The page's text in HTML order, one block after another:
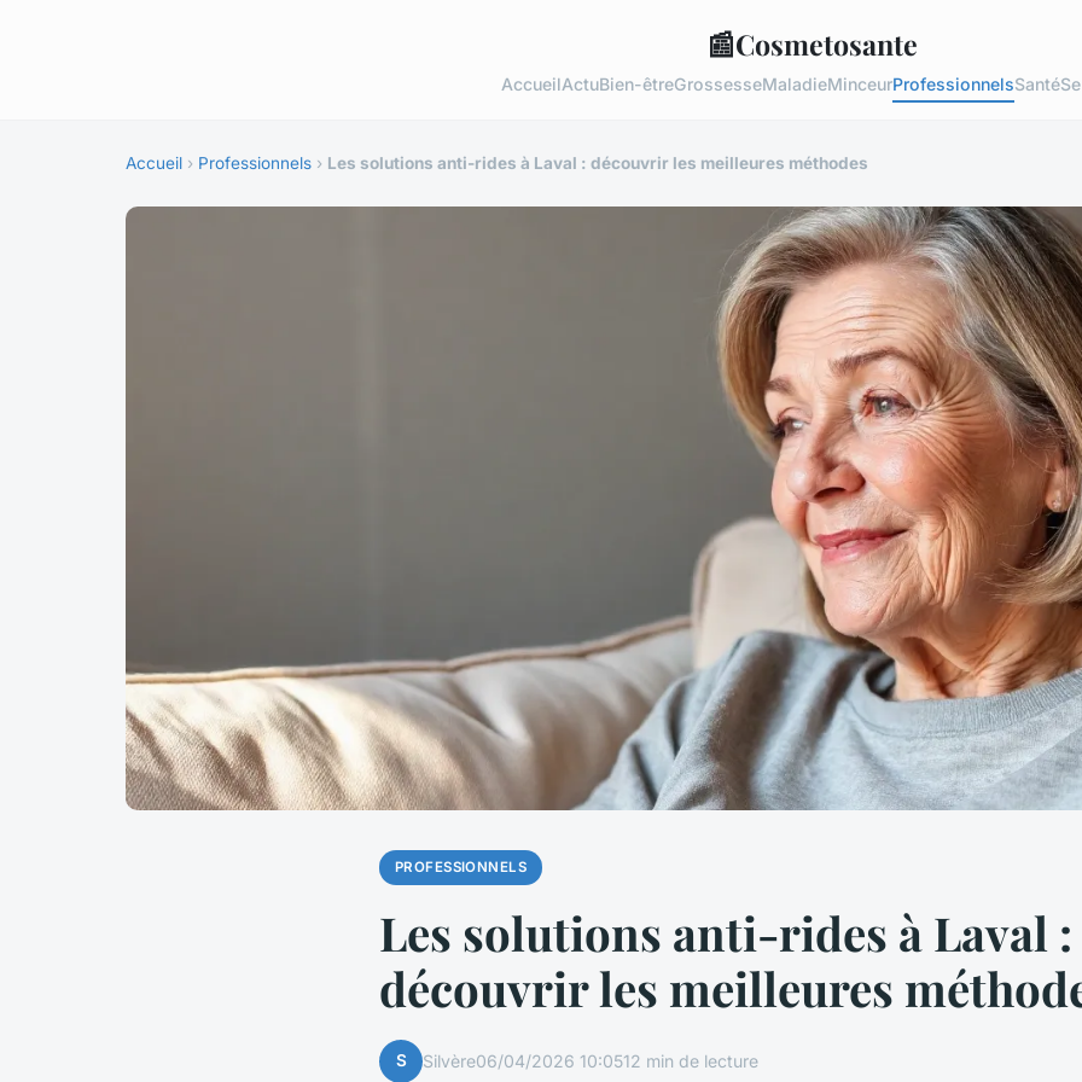
📰Cosmetosante
AccueilActuBien-êtreGrossesseMaladieMinceurProfessionnelsSanté
Accueil › Professionnels › Les solutions anti-rides à Laval : découvrir les meilleures méthodes
PROFESSIONNELS
Les solutions anti-rides à Laval :
découvrir les meilleures
S Silvère06/04/2026 10:0512 min de lecture